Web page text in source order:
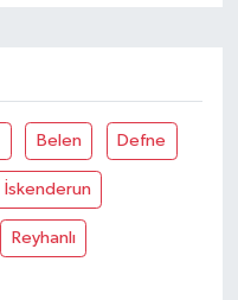
Belen Defne
İskenderun
Reyhanlı